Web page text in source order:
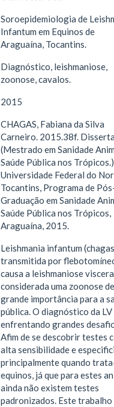
Soroepidemiologia de
Infantum em Equinos de
Araguaína, Tocantins.
Diagnóstico, leishmaniose,
zoonose, cavalos.
2015
CHAGAS, Fabiana da Silva
Carneiro. 2015.38f.
(Mestrado em Sanidade
Saúde Pública nos
Universidade Federal do
Tocantins, Programa de
Graduação em Sanidade
Saúde Pública nos Trópicos,
Araguaína, 2015.
Leishmania infantum
transmitida por
causa a leishmaniose
considerada uma zoonose de
grande importância para a
pública. O diagnóstico da LV
enfrentando grandes
Afim de se descobrir testes
alta sensibilidade e
principalmente quando
equinos, já que para estes
ainda não existem testes
padronizados. Este trabalho